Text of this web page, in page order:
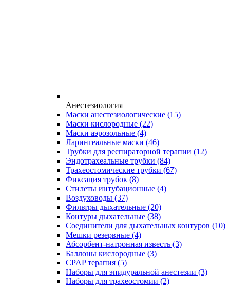
Анестезиология
Маски анестезиологические (15)
Маски кислородные (22)
Маски аэрозольные (4)
Ларингеальные маски (46)
Трубки для респираторной терапии (12)
Эндотрахеальные трубки (84)
Трахеостомические трубки (67)
Фиксация трубок (8)
Стилеты интубационные (4)
Воздуховоды (37)
Фильтры дыхательные (20)
Контуры дыхательные (38)
Соединители для дыхательных контуров (10)
Мешки резервные (4)
Абсорбент-натронная известь (3)
Баллоны кислородные (3)
CPAP терапия (5)
Наборы для эпидуральной анестезии (3)
Наборы для трахеостомии (2)